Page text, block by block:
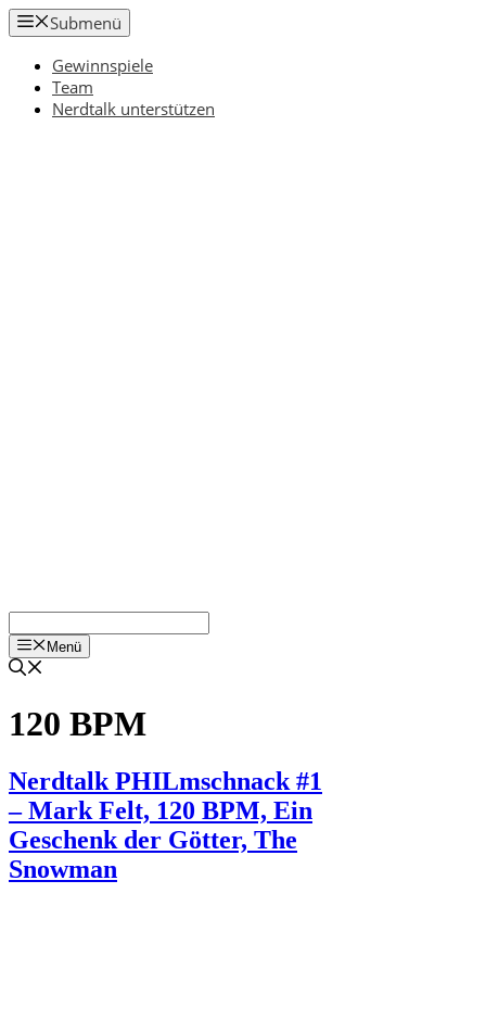
Zum
Inhalt
springen
Submenü
Gewinnspiele
Team
Nerdtalk unterstützen
Menü
120 BPM
Nerdtalk PHILmschnack #1
– Mark Felt, 120 BPM, Ein
Geschenk der Götter, The
Snowman